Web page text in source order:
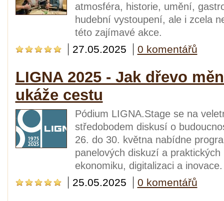
atmosféra, historie, umění,
hudební vystoupení, ale i zcela
této zajímavé akce.
27.05.2025 0 komentářů
LIGNA 2025 - Jak dřevo
ukáže cestu
Pódium LIGNA.Stage se na
středobodem diskusí o
26. do 30. května nabídne
panelových diskuzí a
ekonomiku, digitalizaci a inovace.
25.05.2025 0 komentářů